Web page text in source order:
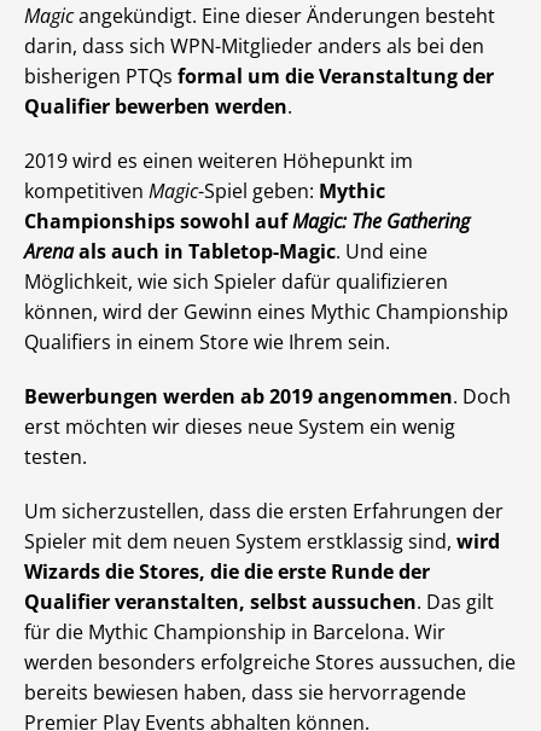
Magicangekündigt. Eine dieser Änderungen besteht
darin, dass sich WPN-Mitglieder anders als bei den
bisherigen PTQs formal um die Veranstaltung der
Qualifier bewerben werden.
2019 wird es einen weiteren Höhepunkt im
kompetitiven Magic-Spiel geben: Mythic
Championships sowohl aufMagic: The Gathering
Arenaals auch in Tabletop-Magic. Und eine
Möglichkeit, wie sich Spieler dafür qualifizieren
können, wird der Gewinn eines Mythic Championship
Qualifiers in einem Store wie Ihrem sein.
Bewerbungen werden ab 2019 angenommen. Doch
erst möchten wir dieses neue System ein wenig
testen.
Um sicherzustellen, dass die ersten Erfahrungen der
Spieler mit dem neuen System erstklassig sind, wird
Wizards die Stores, die die erste Runde der
Qualifier veranstalten, selbst aussuchen. Das gilt
für die Mythic Championship in Barcelona. Wir
werden besonders erfolgreiche Stores aussuchen, die
bereits bewiesen haben, dass sie hervorragende
Premier Play Events abhalten können.